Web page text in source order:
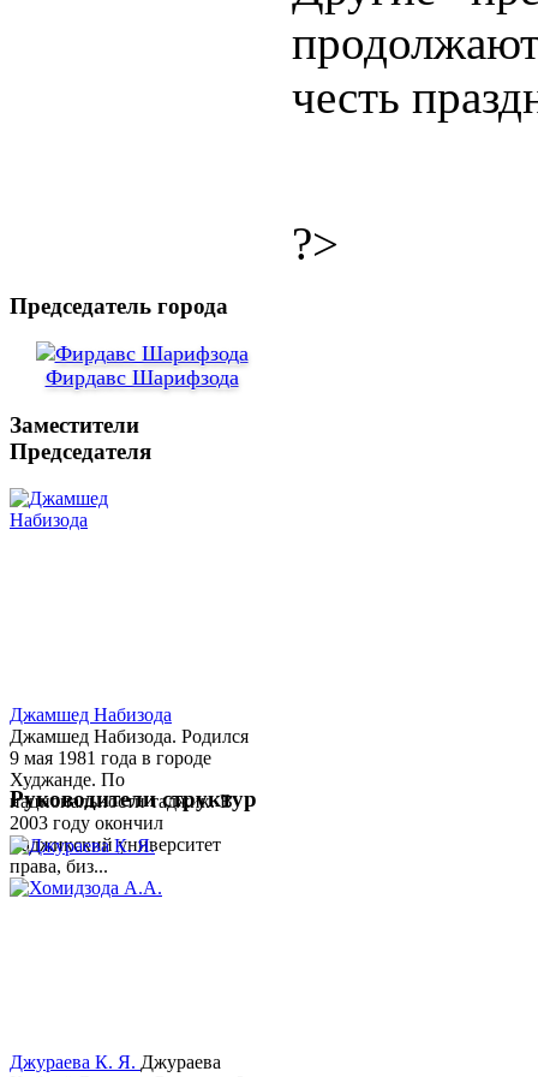
честь
?>
Председатель города
Фирдавс Шарифзода
Заместители
Председателя
Джамшед Набизода
Джамшед Набизода. Родился
9 мая 1981 года в городе
Худжанде. По
национальности таджик. В
2003 году окончил
Таджикский университет
права, биз...
Руководители структур
Джураева К. Я. Джураева